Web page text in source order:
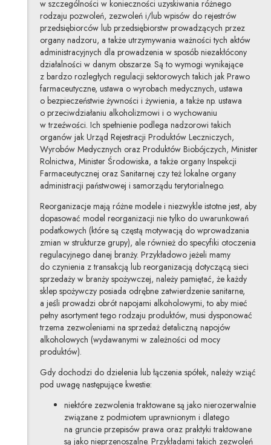
w szczególności w konieczności uzyskiwania różnego
rodzaju pozwoleń, zezwoleń i/lub wpisów do rejestrów
przedsiębiorców lub przedsiębiorstw prowadzących przez
organy nadzoru, a także utrzymywania ważności tych aktów
administracyjnych dla prowadzenia w sposób niezakłócony
działalności w danym obszarze. Są to wymogi wynikające
z bardzo rozległych regulacji sektorowych takich jak Prawo
farmaceutyczne, ustawa o wyrobach medycznych, ustawa
o bezpieczeństwie żywności i żywienia, a także np. ustawa
o przeciwdziałaniu alkoholizmowi i o wychowaniu
w trzeźwości. Ich spełnienie podlega nadzorowi takich
organów jak Urząd Rejestracji Produktów Leczniczych,
Wyrobów Medycznych oraz Produktów Biobójczych, Minister
Rolnictwa, Minister Środowiska, a także organy Inspekcji
Farmaceutycznej oraz Sanitarnej czy też lokalne organy
administracji państwowej i samorządu terytorialnego.
Reorganizacje mają różne modele i niezwykle istotne jest, aby
dopasować model reorganizacji nie tylko do uwarunkowań
podatkowych (które są częstą motywacją do wprowadzania
zmian w strukturze grupy), ale również do specyfiki otoczenia
regulacyjnego danej branży. Przykładowo jeżeli mamy
do czynienia z transakcją lub reorganizacją dotyczącą sieci
sprzedaży w branży spożywczej, należy pamiętać, że każdy
sklep spożywczy posiada odrębne zatwierdzenie sanitarne,
a jeśli prowadzi obrót napojami alkoholowymi, to aby mieć
pełny asortyment tego rodzaju produktów, musi dysponować
trzema zezwoleniami na sprzedaż detaliczną napojów
alkoholowych (wydawanymi w zależności od mocy
produktów).
Gdy dochodzi do dzielenia lub łączenia spółek, należy wziąć
pod uwagę następujące kwestie:
niektóre zezwolenia traktowane są jako nierozerwalnie
związane z podmiotem uprawnionym i dlatego
na gruncie przepisów prawa oraz praktyki traktowane
są jako nieprzenoszalne. Przykładami takich zezwoleń